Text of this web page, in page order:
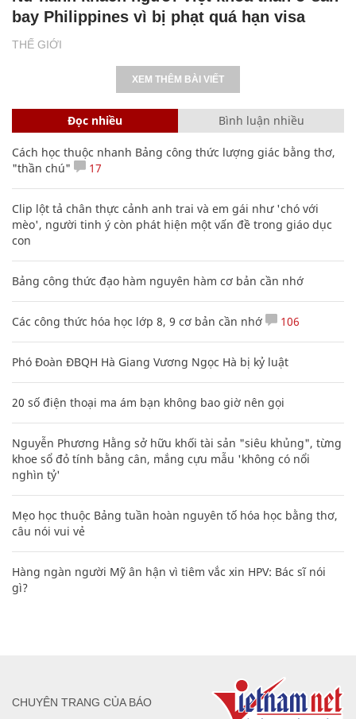
THẾ GIỚI
bay Philippines vì bị phạt quá hạn visa
XEM THÊM BÀI VIẾT
Đọc nhiều Bình luận nhiều
Cách học thuộc nhanh Bảng công thức lượng giác bằng thơ,
"thần chú"
17
Clip lột tả chân thực cảnh anh trai và em gái như 'chó với
mèo', người tinh ý còn phát hiện một vấn đề trong giáo dục
con
Bảng công thức đạo hàm nguyên hàm cơ bản cần nhớ
Các công thức hóa học lớp 8, 9 cơ bản cần nhớ 106
Phó Đoàn ĐBQH Hà Giang Vương Ngọc Hà bị kỷ luật
20 số điện thoại ma ám bạn không bao giờ nên gọi
Nguyễn Phương Hằng sở hữu khối tài sản "siêu khủng", từng
khoe sổ đỏ tính bằng cân, mắng cựu mẫu 'không có nổi
nghìn tỷ'
Mẹo học thuộc Bảng tuần hoàn nguyên tố hóa học bằng thơ,
câu nói vui vẻ
Hàng ngàn người Mỹ ân hận vì tiêm vắc xin HPV: Bác sĩ nói
gì?
CHUYÊN TRANG CỦA BÁO